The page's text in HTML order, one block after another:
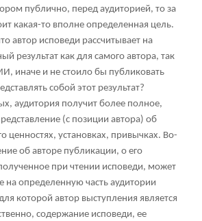
публично, перед аудиторией, то за
какая-то вполне определенная цель.
автор исповеди рассчитывает на
результат как для самого автора, так
иначе и не стоило бы публиковать
собой этот результат?
аудитория получит более полное,
(с позиции автора) об
ценностях, установках, привычках. Во-
об авторе публикации, о его
при чтении исповеди, может
на определенную часть аудитории
которой автор выступления является
содержание исповеди, ее